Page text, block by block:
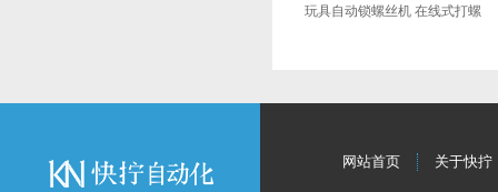
玩具自动锁螺丝机 在线式打螺
网站首页 关于快拧